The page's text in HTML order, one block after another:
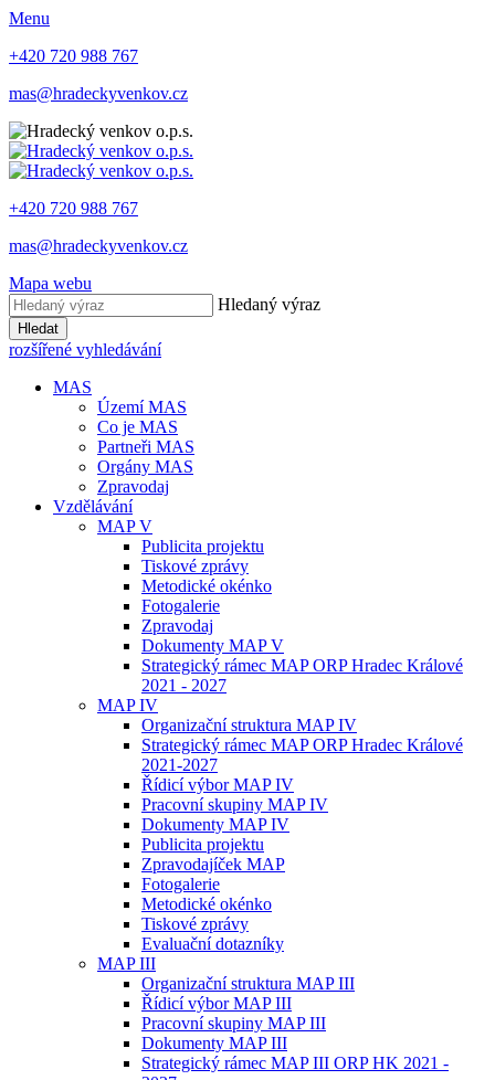
Menu
+420 720 988 767
mas@hradeckyvenkov.cz
+420 720 988 767
mas@hradeckyvenkov.cz
Mapa webu
Hledaný výraz
Hledat
rozšířené vyhledávání
MAS
Území MAS
Co je MAS
Partneři MAS
Orgány MAS
Zpravodaj
Vzdělávání
MAP V
Publicita projektu
Tiskové zprávy
Metodické okénko
Fotogalerie
Zpravodaj
Dokumenty MAP V
Strategický rámec MAP ORP Hradec Králové
2021 - 2027
MAP IV
Organizační struktura MAP IV
Strategický rámec MAP ORP Hradec Králové
2021-2027
Řídicí výbor MAP IV
Pracovní skupiny MAP IV
Dokumenty MAP IV
Publicita projektu
Zpravodajíček MAP
Fotogalerie
Metodické okénko
Tiskové zprávy
Evaluační dotazníky
MAP III
Organizační struktura MAP III
Řídicí výbor MAP III
Pracovní skupiny MAP III
Dokumenty MAP III
Strategický rámec MAP III ORP HK 2021 -